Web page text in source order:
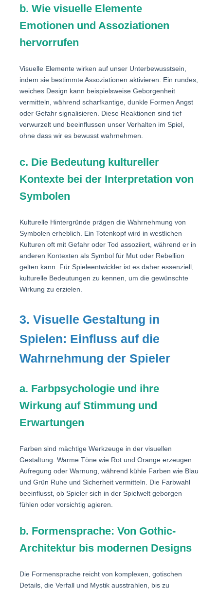
b. Wie visuelle Elemente
Emotionen und Assoziationen
hervorrufen
Visuelle Elemente wirken auf unser Unterbewusstsein,
indem sie bestimmte Assoziationen aktivieren. Ein rundes,
weiches Design kann beispielsweise Geborgenheit
vermitteln, während scharfkantige, dunkle Formen Angst
oder Gefahr signalisieren. Diese Reaktionen sind tief
verwurzelt und beeinflussen unser Verhalten im Spiel,
ohne dass wir es bewusst wahrnehmen.
c. Die Bedeutung kultureller
Kontexte bei der Interpretation von
Symbolen
Kulturelle Hintergründe prägen die Wahrnehmung von
Symbolen erheblich. Ein Totenkopf wird in westlichen
Kulturen oft mit Gefahr oder Tod assoziiert, während er in
anderen Kontexten als Symbol für Mut oder Rebellion
gelten kann. Für Spieleentwickler ist es daher essenziell,
kulturelle Bedeutungen zu kennen, um die gewünschte
Wirkung zu erzielen.
3. Visuelle Gestaltung in
Spielen: Einfluss auf die
Wahrnehmung der Spieler
a. Farbpsychologie und ihre
Wirkung auf Stimmung und
Erwartungen
Farben sind mächtige Werkzeuge in der visuellen
Gestaltung. Warme Töne wie Rot und Orange erzeugen
Aufregung oder Warnung, während kühle Farben wie Blau
und Grün Ruhe und Sicherheit vermitteln. Die Farbwahl
beeinflusst, ob Spieler sich in der Spielwelt geborgen
fühlen oder vorsichtig agieren.
b. Formensprache: Von Gothic-
Architektur bis modernen Designs
Die Formensprache reicht von komplexen, gotischen
Details, die Verfall und Mystik ausstrahlen, bis zu